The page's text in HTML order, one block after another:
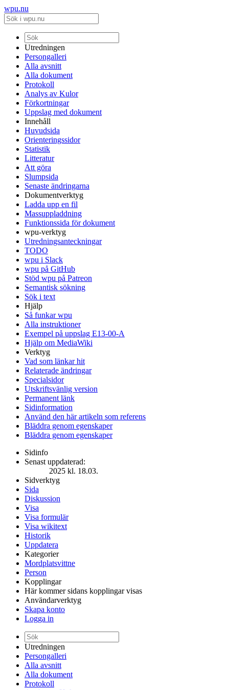
wpu.nu
Utredningen
Persongalleri
Alla avsnitt
Alla dokument
Protokoll
Analys av Kulor
Förkortningar
Uppslag med dokument
Innehåll
Huvudsida
Orienteringssidor
Statistik
Litteratur
Att göra
Slumpsida
Senaste ändringarna
Dokumentverktyg
Ladda upp en fil
Massuppladdning
Funktionssida för dokument
wpu-verktyg
Utredningsanteckningar
TODO
wpu i Slack
wpu på GitHub
Stöd wpu på Patreon
Semantisk sökning
Sök i text
Hjälp
Så funkar wpu
Alla instruktioner
Exempel på uppslag E13-00-A
Hjälp om MediaWiki
Verktyg
Vad som länkar hit
Relaterade ändringar
Specialsidor
Utskriftsvänlig version
Permanent länk
Sidinformation
Använd den här artikeln som referens
Bläddra genom egenskaper
Bläddra genom egenskaper
Sidinfo
Senast uppdaterad:
2025 kl. 18.03.
Sidverktyg
Sida
Diskussion
Visa
Visa formulär
Visa wikitext
Historik
Uppdatera
Kategorier
Mordplatsvittne
Person
Kopplingar
Här kommer sidans kopplingar visas
Användarverktyg
Skapa konto
Logga in
Utredningen
Persongalleri
Alla avsnitt
Alla dokument
Protokoll